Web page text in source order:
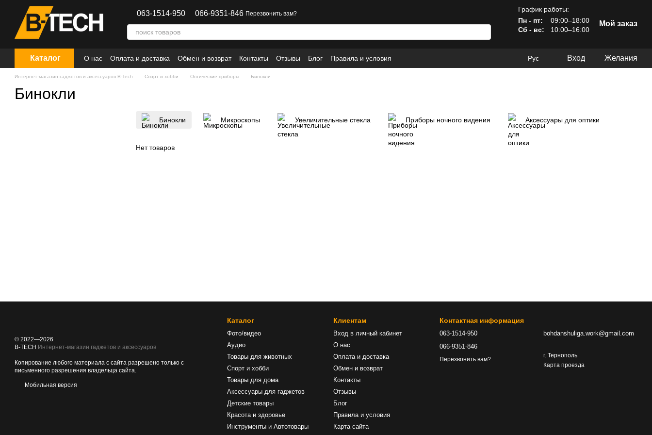
Перейти к основному контенту
063-1514-950 066-9351-846 Перезвонить вам?
График работы:
Пн - пт:
09:00–18:00
Сб - вс:
10:00–16:00
Мой заказ
Каталог О нас Оплата и доставка Обмен и возврат Контакты Отзывы Блог Правила и условия Рус Вход Желания
Интернет-магазин гаджетов и аксессуаров B-Tech Спорт и хобби Оптические приборы Бинокли
Бинокли
Бинокли Микроскопы Увеличительные стекла Приборы ночного видения Аксессуары для оптики
Нет товаров
© 2022—2026
B-TECH Интернет-магазин гаджетов и аксессуаров
Копирование любого материала с сайта разрешено только с
письменного разрешения владельца сайта.
Мобильная версия
Каталог
Фото/видео
Аудио
Товары для животных
Спорт и хобби
Товары для дома
Аксессуары для гаджетов
Детские товары
Красота и здоровье
Инструменты и Автотовары
Клиентам
Вход в личный кабинет
О нас
Оплата и доставка
Обмен и возврат
Контакты
Отзывы
Блог
Правила и условия
Карта сайта
Контактная информация
063-1514-950
066-9351-846
Перезвонить вам?
bohdanshuliga.work@gmail.com
г. Тернополь
Карта проезда